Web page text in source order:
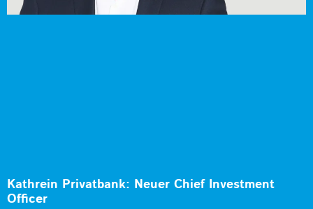
Kathrein Privatbank: Neuer Chief Investment
Officer